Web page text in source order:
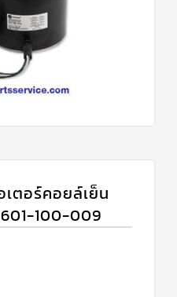
เตอร์คอยล์เย็น
100-009